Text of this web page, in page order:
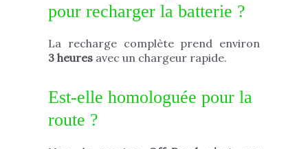
pour recharger la batterie ?
La recharge complète prend environ
3 heures avec un chargeur rapide.
Est-elle homologuée pour la
route ?